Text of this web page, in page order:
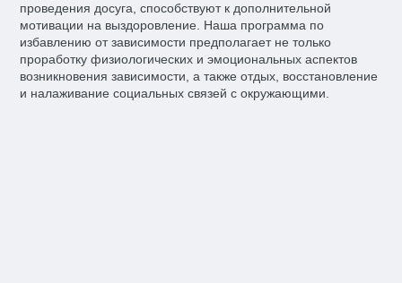
проведения досуга, способствуют к дополнительной
мотивации на выздоровление. Наша программа по
избавлению от зависимости предполагает не только
проработку физиологических и эмоциональных аспектов
возникновения зависимости, а также отдых, восстановление
и налаживание социальных связей с окружающими.